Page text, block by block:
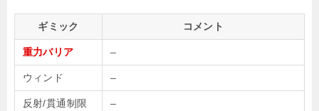
ギミック コメント
重力バリア –
ウィンド –
反射/貫通制限 –